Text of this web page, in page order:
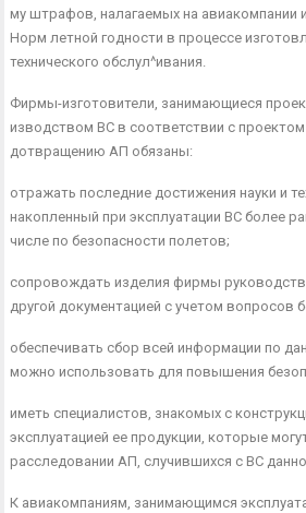
му штрафов, налагаемых на авиакомпании
Норм летной годности в процессе
технического обслул^ивания.
Фирмы-изготовители, занимающиеся
изводством ВС в соответствии с
дотвращению АП обязаны:
отражать последние достижения науки и
накопленный при эксплуатации ВС более
числе по безопасности полетов;
сопровождать изделия фирмы
другой документацией с учетом вопросов
обеспечивать сбор всей информации по
можно использовать для повышения
иметь специалистов, знакомых с
эксплуатацией ее продукции, которые
расследовании АП, случившихся с ВС
К авиакомпаниям, занимающимся